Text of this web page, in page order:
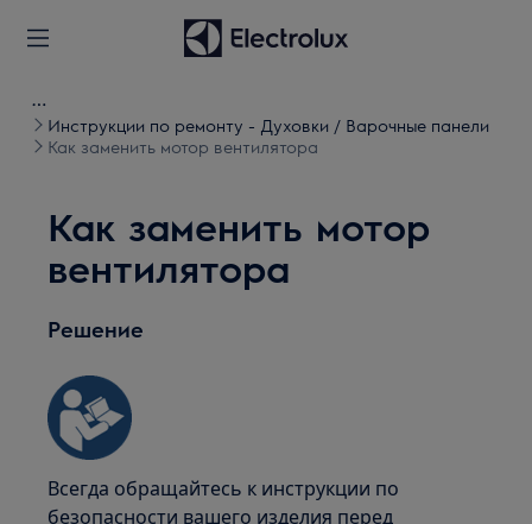
Инструкции по ремонту - Духовки / Варочные панели
Как заменить мотор вентилятора
Как заменить мотор
вентилятора
Решение
Всегда обращайтесь к инструкции по
безопасности вашего изделия перед